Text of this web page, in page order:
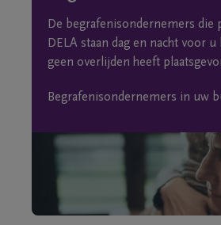
De begrafenisondernemers die
DELA staan dag en nacht voor u
geen overlijden heeft
Begrafenisondernemers in uw